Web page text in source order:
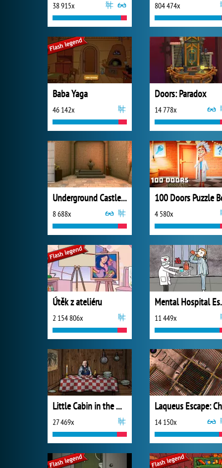
38 915x 804 474x
Baba Yaga
46 142x
Doors: Paradox
14 778x
Underground Castle Room Escape
8 688x
100 Doors Puzzle
4 580x
Útěk z ateliéru
2 154 806x 11 449x
Little Cabin in the Woods - A Forgotten Hill Tale
27 469x 14 150x